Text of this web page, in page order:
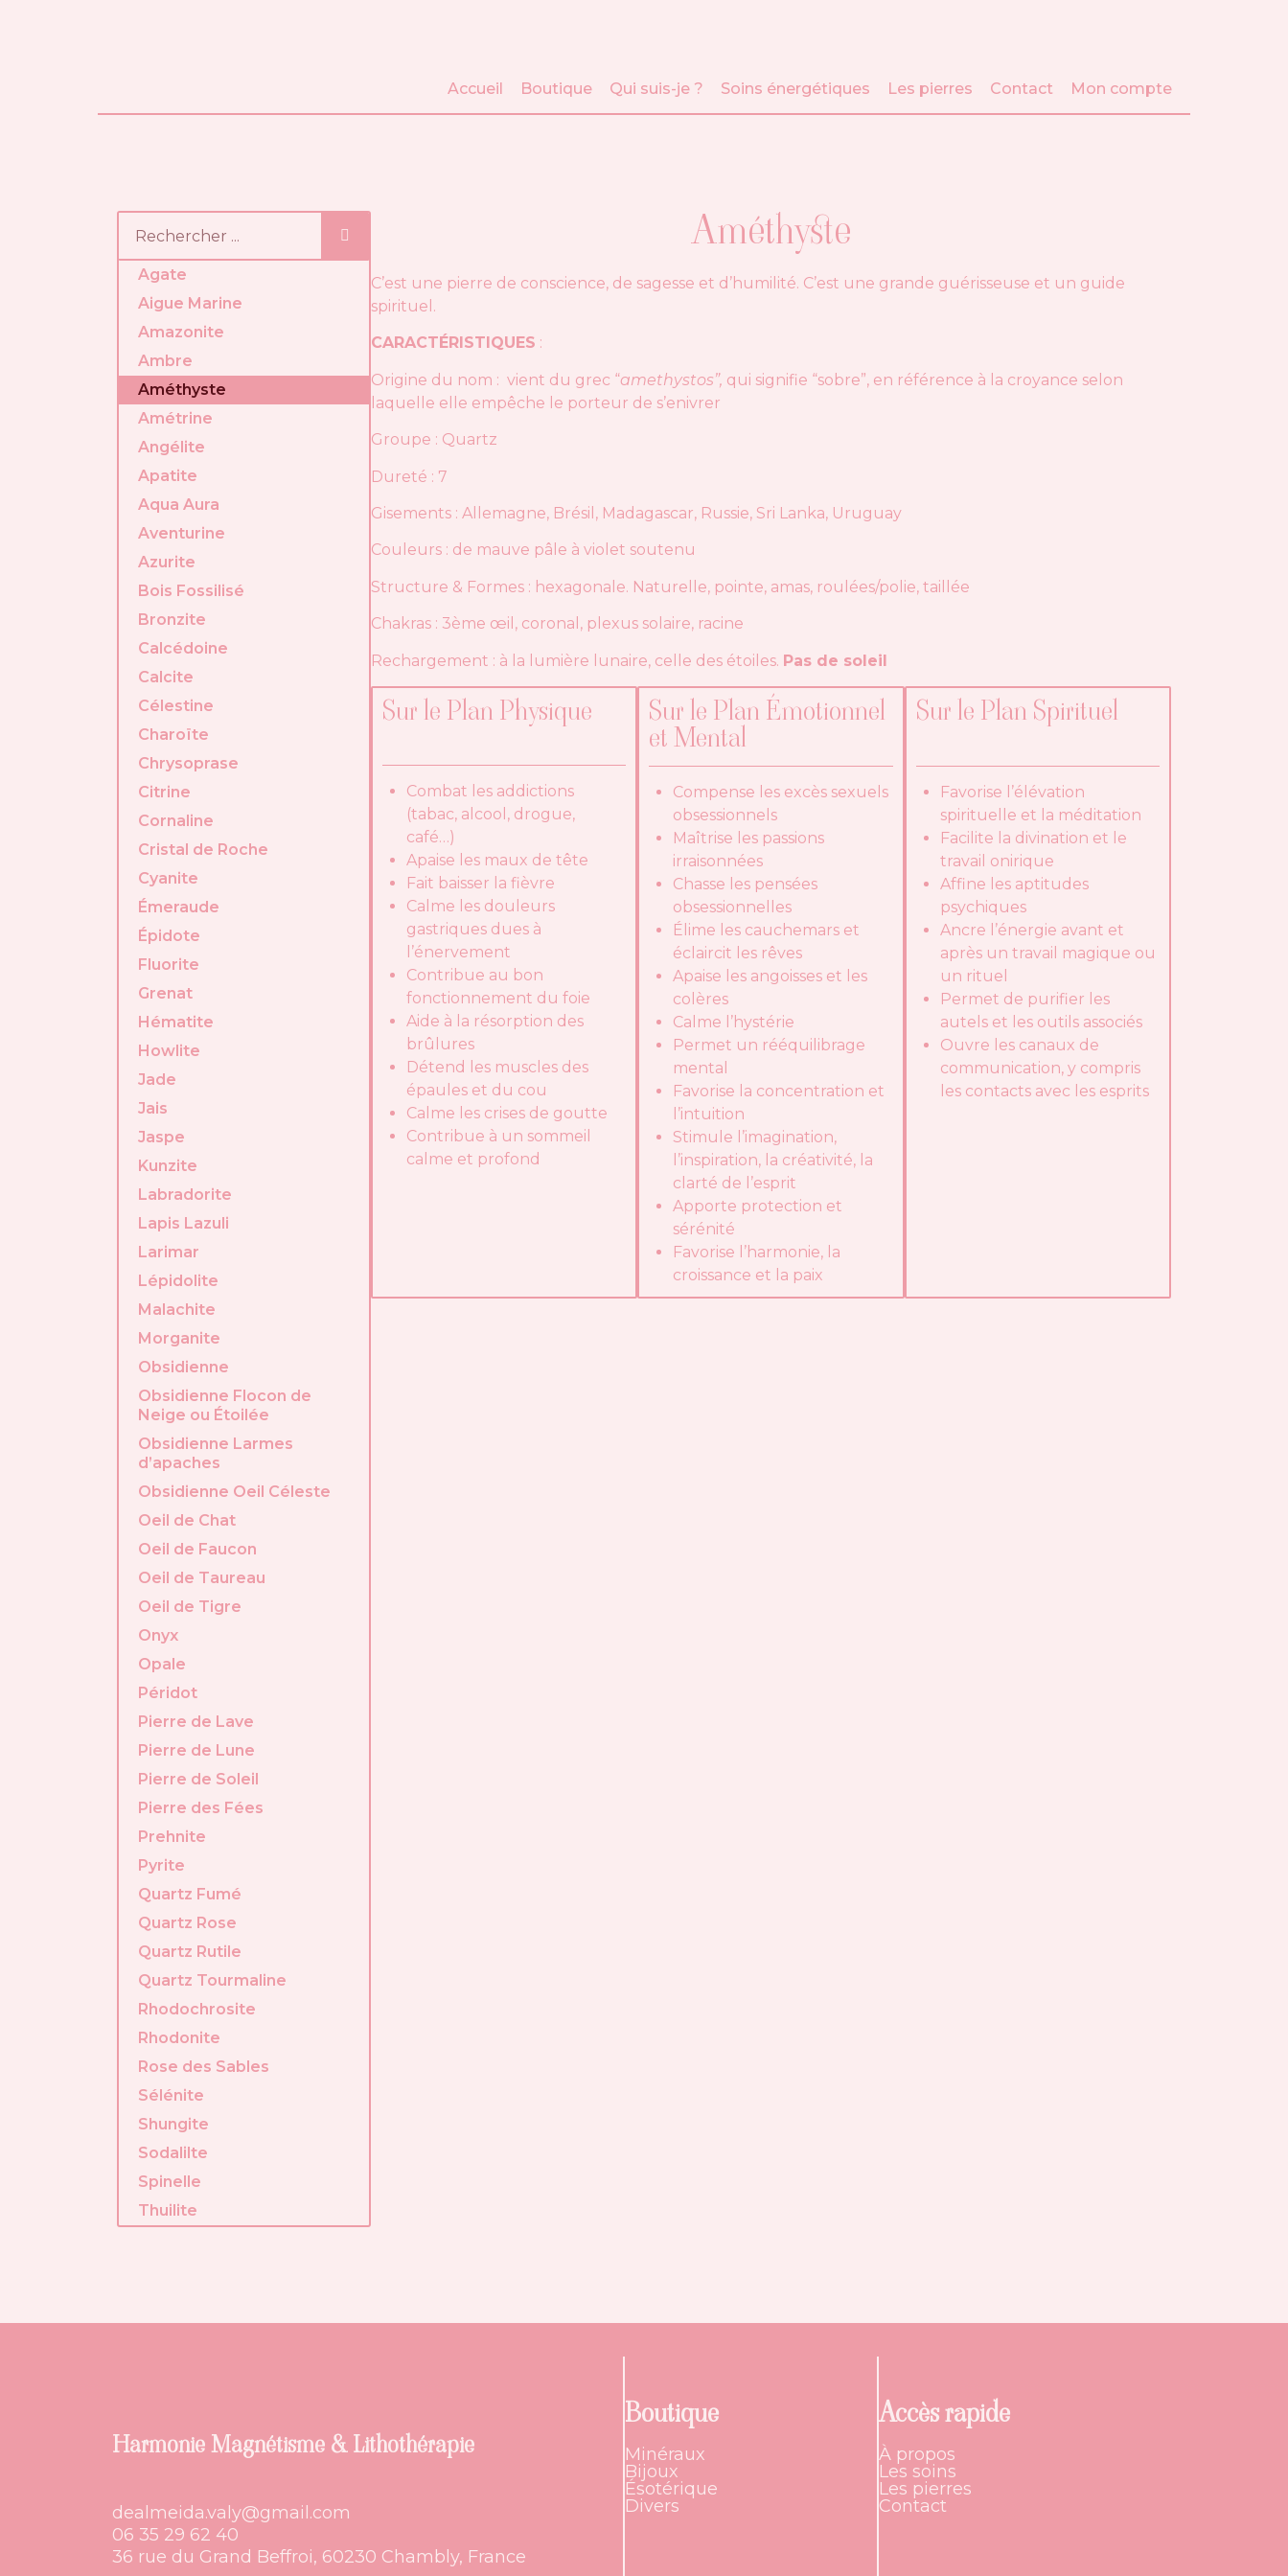
Accueil Boutique Qui suis-je ? Soins énergétiques Les pierres Contact Mon compte
Agate
Aigue Marine
Amazonite
Ambre
Améthyste
Amétrine
Angélite
Apatite
Aqua Aura
Aventurine
Azurite
Bois Fossilisé
Bronzite
Calcédoine
Calcite
Célestine
Charoïte
Chrysoprase
Citrine
Cornaline
Cristal de Roche
Cyanite
Émeraude
Épidote
Fluorite
Grenat
Hématite
Howlite
Jade
Jais
Jaspe
Kunzite
Labradorite
Lapis Lazuli
Larimar
Lépidolite
Malachite
Morganite
Obsidienne
Obsidienne Flocon de
Neige ou Étoilée
Obsidienne Larmes
d’apaches
Obsidienne Oeil Céleste
Oeil de Chat
Oeil de Faucon
Oeil de Taureau
Oeil de Tigre
Onyx
Opale
Péridot
Pierre de Lave
Pierre de Lune
Pierre de Soleil
Pierre des Fées
Prehnite
Pyrite
Quartz Fumé
Quartz Rose
Quartz Rutile
Quartz Tourmaline
Rhodochrosite
Rhodonite
Rose des Sables
Sélénite
Shungite
Sodalilte
Spinelle
Thuilite
Améthyste
C’est une pierre de conscience, de sagesse et d’humilité. C’est une grande guérisseuse et un guide
spirituel.
CARACTÉRISTIQUES :
Origine du nom : vient du grec “amethystos”, qui signifie “sobre”, en référence à la croyance selon
laquelle elle empêche le porteur de s’enivrer
Groupe : Quartz
Dureté : 7
Gisements : Allemagne, Brésil, Madagascar, Russie, Sri Lanka, Uruguay
Couleurs : de mauve pâle à violet soutenu
Structure & Formes : hexagonale. Naturelle, pointe, amas, roulées/polie, taillée
Chakras : 3ème œil, coronal, plexus solaire, racine
Rechargement : à la lumière lunaire, celle des étoiles. Pas de soleil
Sur le Plan Physique
Combat les addictions
(tabac, alcool, drogue,
café…)
Apaise les maux de tête
Fait baisser la fièvre
Calme les douleurs
gastriques dues à
l’énervement
Contribue au bon
fonctionnement du foie
Aide à la résorption des
brûlures
Détend les muscles des
épaules et du cou
Calme les crises de goutte
Contribue à un sommeil
calme et profond
Sur le Plan Émotionnel
et Mental
Compense les excès sexuels
obsessionnels
Maîtrise les passions
irraisonnées
Chasse les pensées
obsessionnelles
Élime les cauchemars et
éclaircit les rêves
Apaise les angoisses et les
colères
Calme l’hystérie
Permet un rééquilibrage
mental
Favorise la concentration et
l’intuition
Stimule l’imagination,
l’inspiration, la créativité, la
clarté de l’esprit
Apporte protection et
sérénité
Favorise l’harmonie, la
croissance et la paix
Sur le Plan Spirituel
Favorise l’élévation
spirituelle et la méditation
Facilite la divination et le
travail onirique
Affine les aptitudes
psychiques
Ancre l’énergie avant et
après un travail magique ou
un rituel
Permet de purifier les
autels et les outils associés
Ouvre les canaux de
communication, y compris
les contacts avec les esprits
Harmonie Magnétisme & Lithothérapie
dealmeida.valy@gmail.com
06 35 29 62 40
36 rue du Grand Beffroi, 60230 Chambly, France
Boutique
Minéraux
Bijoux
Ésotérique
Divers
Accès rapide
À propos
Les soins
Les pierres
Contact